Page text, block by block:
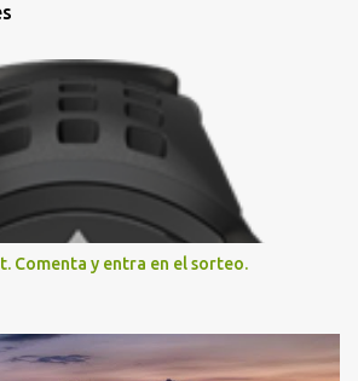
Comenta y entra en el sorteo.